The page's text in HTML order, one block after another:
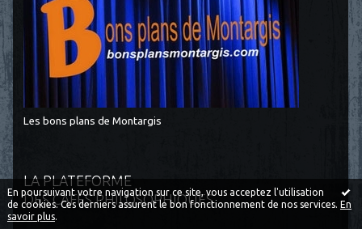
En poursuivant votre navigation sur ce site, vous acceptez l'utilisation
de cookies. Ces derniers assurent le bon fonctionnement de nos services. En
savoir plus.
Les bons plans de Montargis
LA PLATEFORME
DES CAFÉS PHILOSOPHIQUES